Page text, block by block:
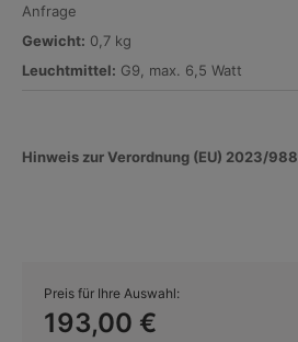
Anfrage
Gewicht: 0,7 kg
Leuchtmittel: G9, max. 6,5 Watt
Hinweis zur Verordnung (EU) 2023/988
Preis für Ihre Auswahl:
193,00 €